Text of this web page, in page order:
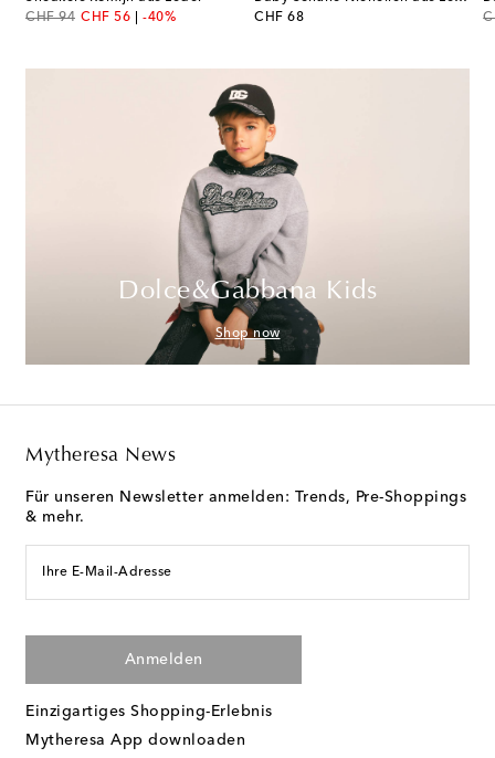
CHF 94
original price
CHF 56
discount price
-40%
CHF 68
original price
Dolce&Gabbana Kids
Shop now
Mytheresa News
Für unseren Newsletter anmelden: Trends, Pre-Shoppings
& mehr.
Ihre E-Mail-Adresse
Anmelden
Einzigartiges Shopping-Erlebnis
Mytheresa App downloaden